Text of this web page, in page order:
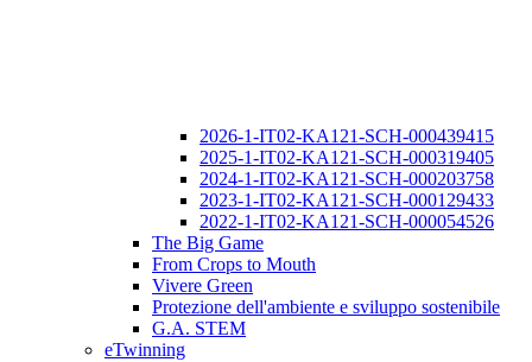
2026-1-IT02-KA121-SCH-000439415
2025-1-IT02-KA121-SCH-000319405
2024-1-IT02-KA121-SCH-000203758
2023-1-IT02-KA121-SCH-000129433
2022-1-IT02-KA121-SCH-000054526
The Big Game
From Crops to Mouth
Vivere Green
Protezione dell'ambiente e sviluppo sostenibile
G.A. STEM
eTwinning